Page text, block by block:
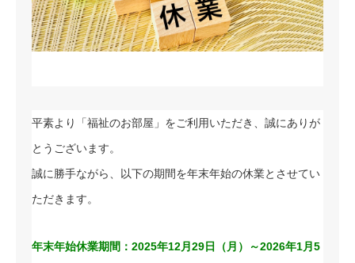
平素より「福祉のお部屋」をご利用いただき、誠にありが
とうございます。
誠に勝手ながら、以下の期間を年末年始の休業とさせてい
ただきます。
年末年始休業期間：2025年12月29日（月）～2026年1月5